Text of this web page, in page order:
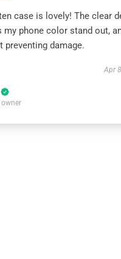
case is lovely! The clear
my phone color stand out,
preventing damage.
Apr